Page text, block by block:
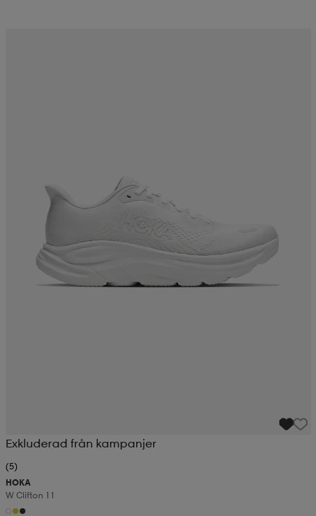
Exkluderad från kampanjer
(5)
HOKA
W Clifton 11